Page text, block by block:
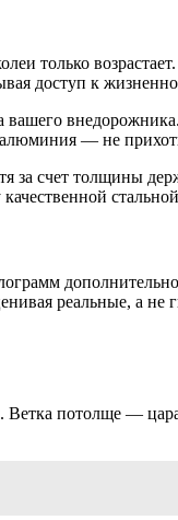
только
доступ к
вашего
— не
счет толщины
реальные, а не
Ветка потолще —